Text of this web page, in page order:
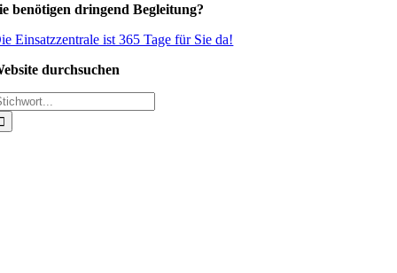
benötigen dringend Begleitung?
Einsatzzentrale ist 365 Tage für Sie da!
durchsuchen